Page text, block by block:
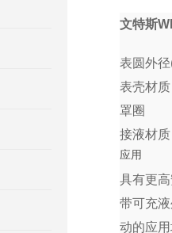
文特斯
表圆外
表壳
罩圈
接液
应用
具有更
带可充
动的应